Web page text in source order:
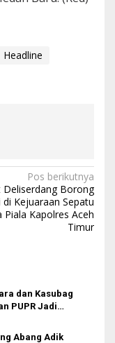
Headline
Pos berikutnya
Deliserdang Borong
di Kejuaraan Sepatu
Piala Kapolres Aceh
Timur
dan Kasubag
PUPR Jadi
Abang Adik